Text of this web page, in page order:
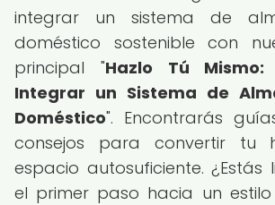
integrar un sistema de
doméstico sostenible con
principal "Hazlo Tú
Integrar un Sistema de
Doméstico". Encontrarás
consejos para convertir tu
espacio autosuficiente.
el primer paso hacia un